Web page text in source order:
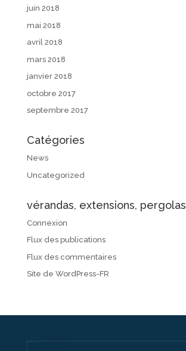
juin 2018
mai 2018
avril 2018
mars 2018
janvier 2018
octobre 2017
septembre 2017
Catégories
News
Uncategorized
vérandas, extensions, pergolas
Connexion
Flux des publications
Flux des commentaires
Site de WordPress-FR